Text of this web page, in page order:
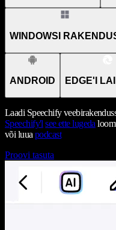
WINDOWSI
ANDROID EDGE'I
Laadi Speechify
Speechify'l see ette lugeda
või luua podcast
Proovi tasuta